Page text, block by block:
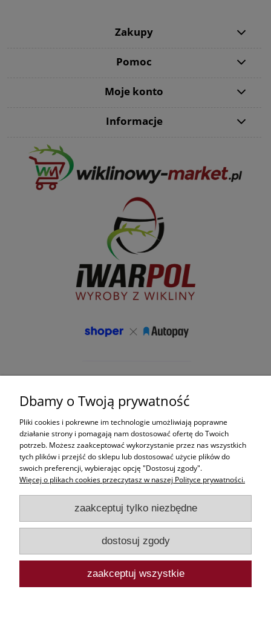
Zakupy
Pomoc
Moje konto
Informacje
© 2026 Iwarpol
Dbamy o Twoją prywatność
Pliki cookies i pokrewne im technologie umożliwiają poprawne
działanie strony i pomagają nam dostosować ofertę do Twoich
potrzeb. Możesz zaakceptować wykorzystanie przez nas wszystkich
tych plików i przejść do sklepu lub dostosować użycie plików do
swoich preferencji, wybierając opcję "Dostosuj zgody".
Więcej o plikach cookies przeczytasz w naszej Polityce prywatności.
zaakceptuj tylko niezbędne
dostosuj zgody
zaakceptuj wszystkie